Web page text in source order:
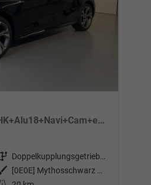
S line TFSI quattro GV3+AHK+Alu18+Navi+Cam+eHeck+Sound+ACC+OptikSchwarz
Getriebe
Doppelkupplungsgetriebe (DSG)
Außenfarbe
[0E0E] Mythosschwarz Metallic